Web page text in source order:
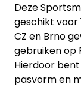
Deze
geschikt voor
CZ en Brno
gebruiken op
Hierdoor
pasvorm en